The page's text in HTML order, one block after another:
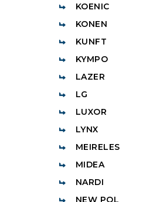
KOENIC
KONEN
KUNFT
KYMPO
LAZER
LG
LUXOR
LYNX
MEIRELES
MIDEA
NARDI
NEW POL